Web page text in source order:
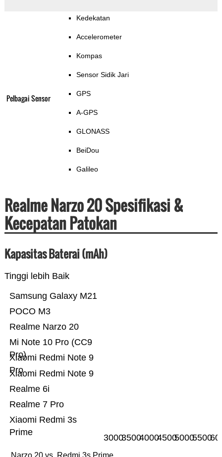
Pelbagai Sensor
Kedekatan
Accelerometer
Kompas
Sensor Sidik Jari
GPS
A-GPS
GLONASS
BeiDou
Galileo
Realme Narzo 20 Spesifikasi &
Kecepatan Patokan
Kapasitas Baterai (mAh)
Tinggi lebih Baik
Xiaomi Redmi 3s
Prime
Realme 7 Pro
Realme 6i
Xiaomi Redmi Note 9
Xiaomi Redmi Note 9
Pro
Mi Note 10 Pro (CC9
Pro)
Realme Narzo 20
POCO M3
Samsung Galaxy M21
300035004000450050005500
Narzo 20 vs. Redmi 3s Prime